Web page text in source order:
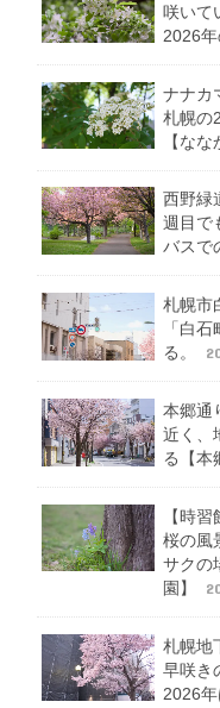
咲いて
2026
ナナカ
札幌の
【なな
西野緑
週目で
バスで
札幌市
「白
る。
本郷通
近く、
る【本
【時
桜の風
サクの
園】
札幌地
早咲き
2026年